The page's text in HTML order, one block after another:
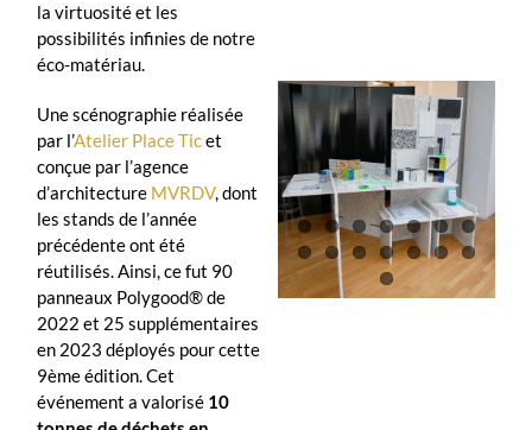
la virtuosité et les
possibilités infinies de notre
éco-matériau.
Une scénographie réalisée
par l’Atelier Place Ticet
conçue par l’agence
d’architecture MVRDV, dont
les stands de l’année
précédente ont été
réutilisés. Ainsi, ce fut 90
panneaux Polygood® de
2022 et 25 supplémentaires
en 2023 déployés pour cette
9ème édition. Cet
événement a valorisé 10